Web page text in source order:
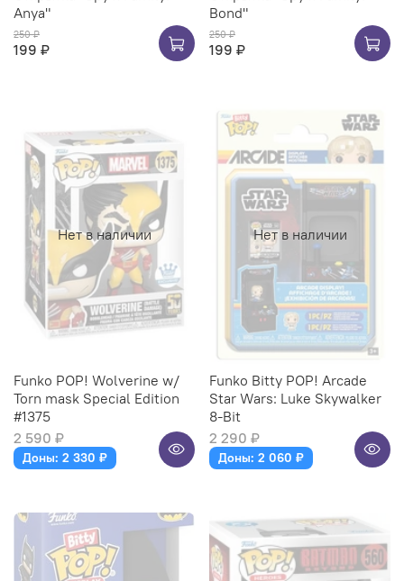
Anya"
250 ₽
199 ₽
Bond"
250 ₽
199 ₽
Нет в наличии
Funko POP! Wolverine w/
Torn mask Special Edition
#1375
2 590 ₽
Доны: 2 330 ₽
Нет в наличии
Funko Bitty POP! Arcade
Star Wars: Luke Skywalker
8-Bit
2 290 ₽
Доны: 2 060 ₽